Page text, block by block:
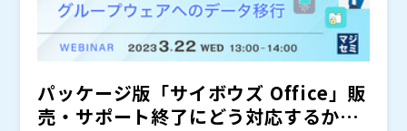
パッケージ版「サイボウズ Office」販
売・サポート終了にどう対応するか？